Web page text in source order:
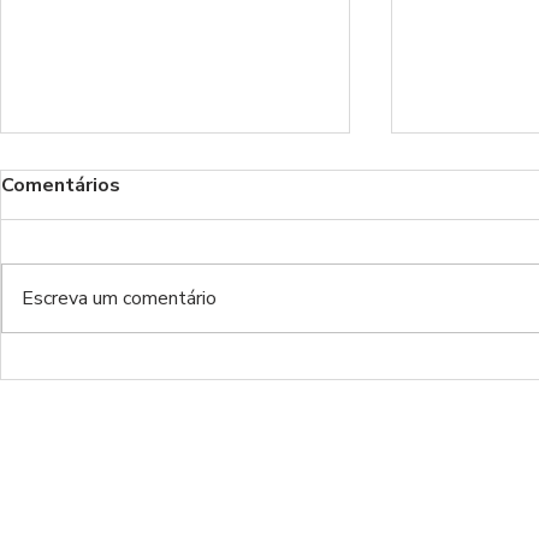
Comentários
Escreva um comentário